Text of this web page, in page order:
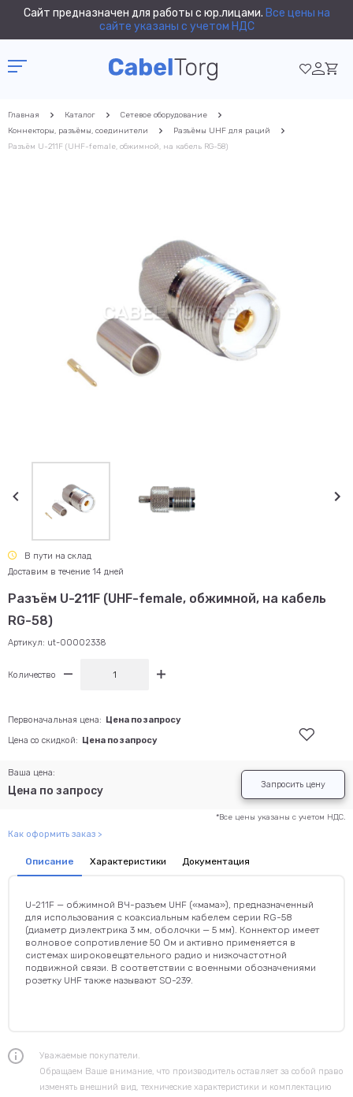
Сайт предназначен для работы с юр.лицами. Все цены на
сайте указаны с учетом НДС
Главная Каталог
Сетевое оборудование
Коннекторы, разъёмы, соединители
Разъёмы UHF для раций
Разъём U-211F (UHF-female, обжимной, на кабель RG-58)
Разъём U-211F (UHF-female, обжимной, на кабель
RG-58)
Артикул: ut-00002338
В пути на склад
Доставим в течение 14 дней
Количество
Ваша цена:
Цена по запросу
Первоначальная цена: Цена по запросу
Цена со скидкой: Цена по запросу
*Все цены указаны с учетом НДС.
Запросить цену
Как оформить заказ >
Описание Характеристики Документация
U-211F — обжимной ВЧ-разъем UHF («мама»), предназначенный
для использования с коаксиальным кабелем серии RG-58
(диаметр диэлектрика 3 мм, оболочки — 5 мм). Коннектор имеет
волновое сопротивление 50 Ом и активно применяется в
системах широковещательного радио и низкочастотной
подвижной связи. В соответствии с военными обозначениями
розетку UHF также называют SO-239.
Уважаемые покупатели.
Обращаем Ваше внимание, что производитель оставляет за собой право
изменять внешний вид, технические характеристики и комплектацию